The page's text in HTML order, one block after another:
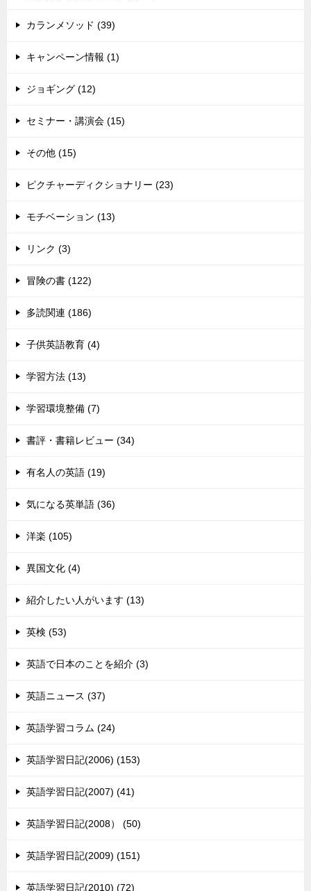
カランメソッド (39)
キャンペーン情報 (1)
ジョギング (12)
セミナー・講演会 (15)
その他 (15)
ピクチャーディクショナリー (23)
モチベーション (13)
リンク (3)
冒険の書 (122)
多読関連 (186)
子供英語教育 (4)
学習方法 (13)
学習環境整備 (7)
書評・書籍レビュー (34)
有名人の英語 (19)
気になる英単語 (36)
洋楽 (105)
異国文化 (4)
紹介したい人がいます (13)
英検 (53)
英語で日本のことを紹介 (3)
英語ニュース (37)
英語学習コラム (24)
英語学習日記(2006) (153)
英語学習日記(2007) (41)
英語学習日記(2008） (50)
英語学習日記(2009) (151)
英語学習日記(2010) (72)